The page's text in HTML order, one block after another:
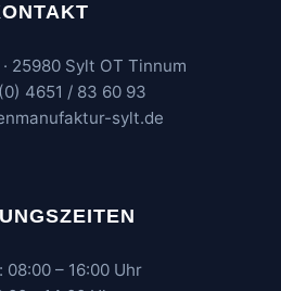
25980 Sylt OT Tinnum
4651 / 83 60 93
sylt.de
08:00 – 16:00 Uhr